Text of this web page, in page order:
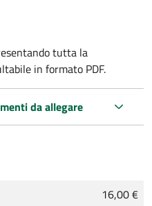
tutta la
in formato PDF.
da allegare
16,00 €